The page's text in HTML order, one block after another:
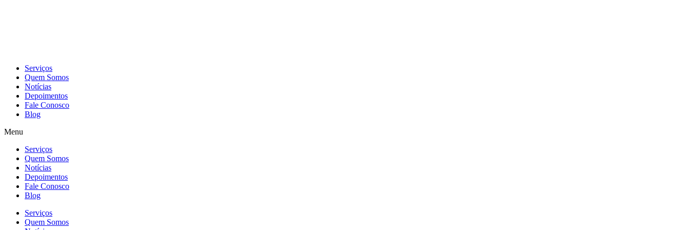
Serviços
Quem Somos
Notícias
Depoimentos
Fale Conosco
Blog
Menu
Serviços
Quem Somos
Notícias
Depoimentos
Fale Conosco
Blog
Serviços
Quem Somos